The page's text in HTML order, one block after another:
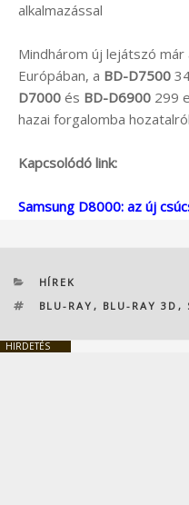
alkalmazással
Mindhárom új lejátszó
Európában, a BD-D7500
D7000 és BD-D6900 299
hazai forgalomba
Kapcsolódó link:
Samsung D8000: az új
KATEGÓRIÁK
HÍREK
CÍMKÉK
BLU-RAY , BLU-RAY 3D ,
HIRDETÉS